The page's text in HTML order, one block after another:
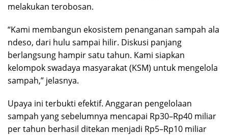
melakukan terobosan.
“Kami membangun ekosistem penanganan sampah ala
ndeso, dari hulu sampai hilir. Diskusi panjang
berlangsung hampir satu tahun. Kami siapkan
kelompok swadaya masyarakat (KSM) untuk mengelola
sampah,” jelasnya.
Upaya ini terbukti efektif. Anggaran pengelolaan
sampah yang sebelumnya mencapai Rp30–Rp40 miliar
per tahun berhasil ditekan menjadi Rp5–Rp10 miliar